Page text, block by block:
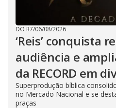
DO R7/06/08/2026
‘Reis’ conquista
audiência e
da RECORD em
Superprodução bíblica
no Mercado Nacional e se
praças